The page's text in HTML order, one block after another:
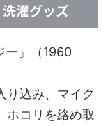
濯グッズ
ー」（1960
り込み、マイク
ホコリを絡め取